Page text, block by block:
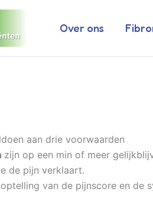
Over ons
aan drie voorwaarden
zijn op een min of meer
de pijn verklaart.
van de pijnscore en de